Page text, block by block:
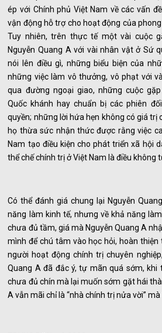
ép với Chính phủ Việt Nam về các vấn
vận động hỗ trợ cho hoạt động của
Tuy nhiên, trên thực tế một vài cuộc
Nguyễn Quang A với vài nhân vật ở Sứ
nói lên điều gì, những biểu biện của
những việc làm vô thưởng, vô phạt với
qua đường ngoại giao, những cuộc
Quốc khánh hay chuẩn bị các phiên
quyền; những lời hứa hẹn không có giá trị
họ thừa sức nhận thức được rằng việc
Nam tạo điều kiện cho phát triển xã hội
thể chế chính trị ở Việt Nam là điều không
Có thể đánh giá chung lại Nguyễn
năng làm kinh tế, nhưng về khả năng
chưa đủ tầm, giá mà Nguyễn Quang A
mình để chú tâm vào học hỏi, hoàn
người hoạt động chính trị chuyên
Quang A đã đắc ý, tự mãn quá sớm,
chưa đủ chín mà lại muốn sớm gặt hái
A vẫn mãi chỉ là “nhà chính trị nửa vời” mà